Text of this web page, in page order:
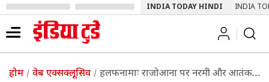
INDIA TODAY HINDI INDIA
होम वेब एक्सक्लूसिव हलफनामाः राजोआना पर नरमी और आतंकवाद की राजनीति